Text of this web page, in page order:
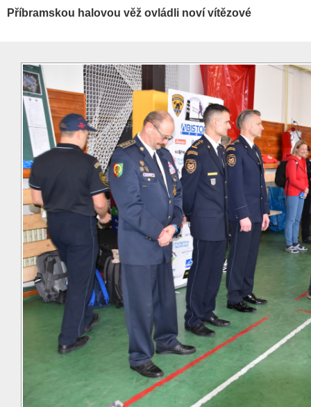
Příbramskou halovou věž ovládli noví vítězové